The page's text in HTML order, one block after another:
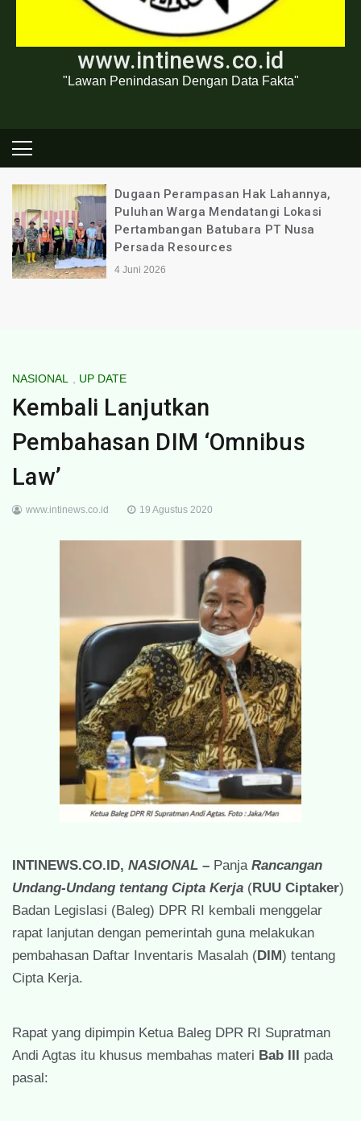
www.intinews.co.id
"Lawan Penindasan Dengan Data Fakta"
Dugaan Perampasan Hak Lahannya,
Puluhan Warga Mendatangi Lokasi
Pertambangan Batubara PT Nusa
Persada Resources
4 Juni 2026
NASIONAL , UP DATE
Kembali Lanjutkan
Pembahasan DIM ‘Omnibus
Law’
www.intinews.co.id 19 Agustus 2020
INTINEWS.CO.ID, NASIONAL – Panja Rancangan
Undang-Undang tentang Cipta Kerja (RUU Ciptaker)
Badan Legislasi (Baleg) DPR RI kembali menggelar
rapat lanjutan dengan pemerintah guna melakukan
pembahasan Daftar Inventaris Masalah (DIM) tentang
Cipta Kerja.
Rapat yang dipimpin Ketua Baleg DPR RI Supratman
Andi Agtas itu khusus membahas materi Bab III
pada
pasal: